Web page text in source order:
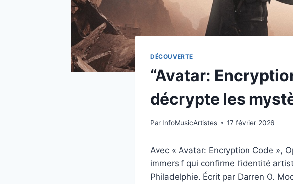
DÉCOUVERTE
“Avatar:
décrypte les
Par InfoMusicArtistes 17 février 2026
Avec « Avatar: Encryption Code »,
immersif qui confirme l’identité
Philadelphie. Écrit par Darren O.